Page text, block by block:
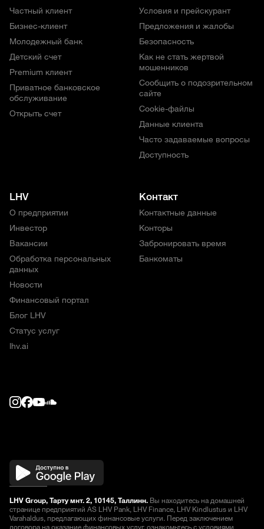
Частный клиент
Бизнес-клиент
Молодежный банк
Детский счет
Premium клиент
Приватное банковское
обслуживание
Открыть счет
Условия и прейскурант
Предложения и жалобы
Безопасность
Как не стать жертвой
мошенников
Сообщить о подозрительном
сайте
Cookie-файлы
Данные клиента
Часто задаваемые вопросы
Доступность
LHV
О предприятии
Инвестор
Вакансии
Обработка персональных
данных
Новости
Финансовый портал
Блог LHV
Статус услуг
lhv.ai
Контакт
Контактные данные
Конторы
Забронировать время
Банкоматы
LHV Group, Тарту мнт. 2, 10145, Таллинн. Вы находитесь на домашней
странице предприятий AS LHV Pank, LHV Finance, LHV Kindlustus и LHV
Varahaldus, предлагающих финансовые услуги. Перед заключением
договора на оказание финансовых услуг, ознакомьтесьс условиями